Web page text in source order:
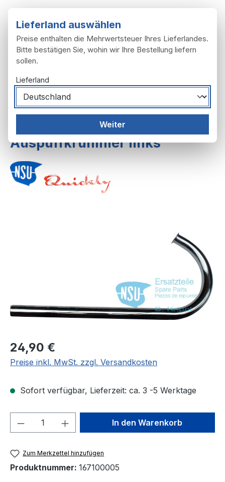
Auspuffkrümmer links
Regulärer Preis:
24,90 €
Preise inkl. MwSt. zzgl. Versandkosten
Sofort verfügbar, Lieferzeit: ca. 3 -5 Werktage
Produkt Anzahl: Gib denIn den Warenkorb
Zum Merkzettel hinzufügen
Produktnummer: 167100005
Lieferland auswählen
Preise enthalten die Mehrwertsteuer Ihres Lieferlandes.
Bitte bestätigen Sie, wohin wir Ihre Bestellung liefern
sollen.
Lieferland
Weiter